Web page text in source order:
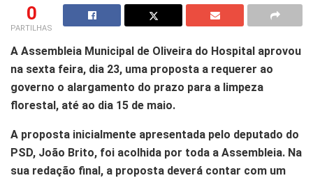
0
PARTILHAS
A Assembleia Municipal de Oliveira do Hospital aprovou
na sexta feira, dia 23, uma proposta a requerer ao
governo o alargamento do prazo para a limpeza
florestal, até ao dia 15 de maio.
A proposta inicialmente apresentada pelo deputado do
PSD, João Brito, foi acolhida por toda a Assembleia. Na
sua redação final, a proposta deverá contar com um